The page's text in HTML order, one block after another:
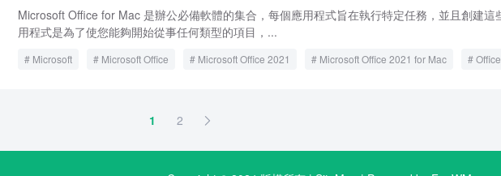
Microsoft Office for Mac 是辦公必備軟體的集合，每個應用程式旨在執行特定任務，並且創建這
用程式是為了使您能夠開始從事任何類型的項目，...
Microsoft Microsoft Office Microsoft Office 2021 Microsoft Office 2021 for Mac
Office
1 2 